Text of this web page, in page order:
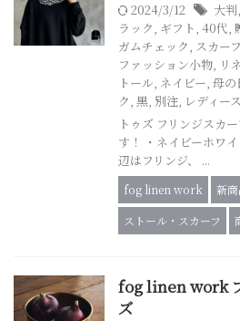
2024/3/12 大判,
ラック, ギフト, 40代,
ガムチェック, スカーフ
ファッション小物, リ
トール, ネイビー, 母の
ク, 黒, 別注, レディース
トゥズ フリンジスカ
す！ ・ネイビーホワ
辺はフリンジ、 ...
fog linen work 新
ストール・スカーフ
fog linen work
ズ